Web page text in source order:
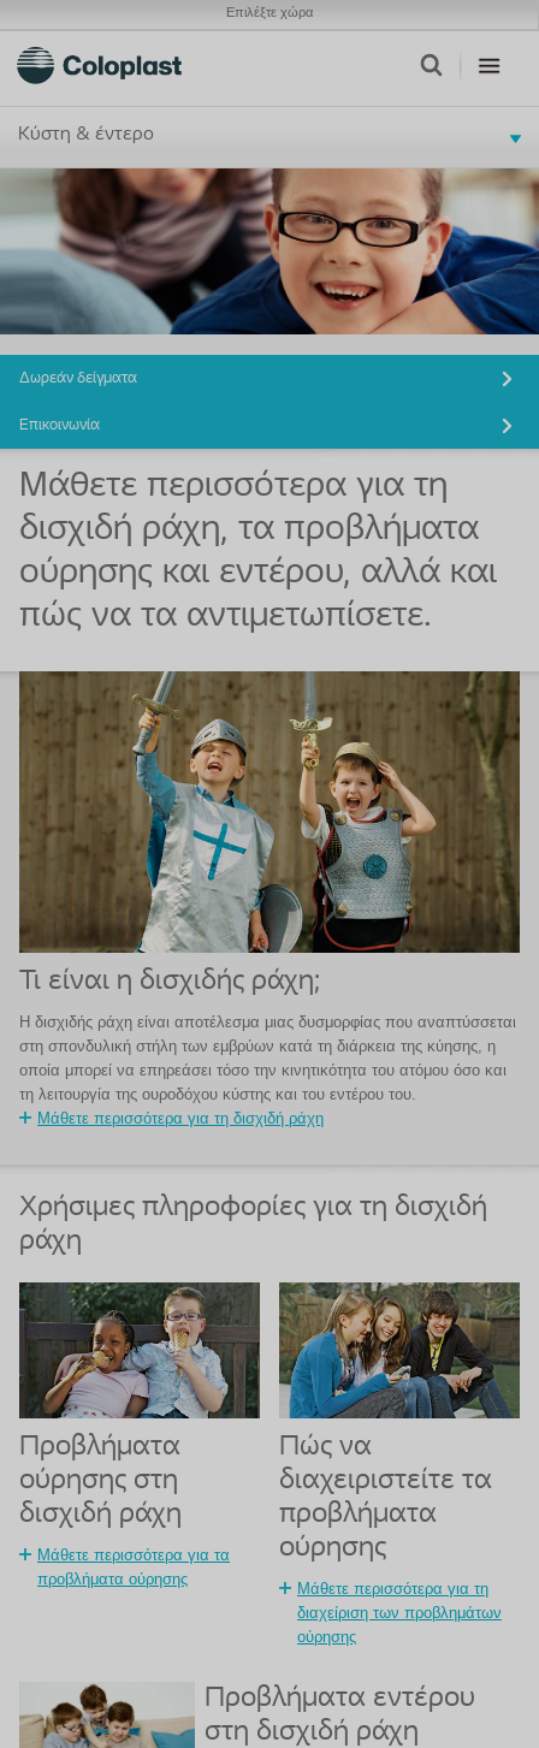
Επιλέξτε χώρα
Κύστη & έντερο
Δωρεάν δείγματα
Επικοινωνία
Μάθετε περισσότερα για τη
δισχιδή ράχη, τα προβλήματα
ούρησης και εντέρου, αλλά και
πώς να τα αντιμετωπίσετε.
Τι είναι η δισχιδής ράχη;
Η δισχιδής ράχη είναι αποτέλεσμα μιας δυσμορφίας που αναπτύσσεται
στη σπονδυλική στήλη των εμβρύων κατά τη διάρκεια της κύησης, η
οποία μπορεί να επηρεάσει τόσο την κινητικότητα του ατόμου όσο και
τη λειτουργία της ουροδόχου κύστης και του εντέρου του.
Μάθετε περισσότερα για τη δισχιδή ράχη
Χρήσιμες πληροφορίες για τη δισχιδή
ράχη
Προβλήματα
ούρησης στη
δισχιδή ράχη
Μάθετε περισσότερα για τα
προβλήματα ούρησης
Πώς να
διαχειριστείτε τα
προβλήματα
ούρησης
Μάθετε περισσότερα για τη
διαχείριση των προβλημάτων
ούρησης
Προβλήματα εντέρου
στη δισχιδή ράχη